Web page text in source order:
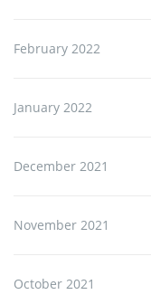
February 2022
January 2022
December 2021
November 2021
October 2021